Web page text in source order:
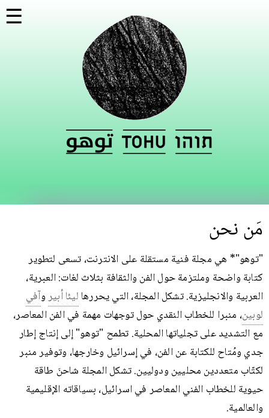
الرئيسي
☰
مَن نحن
"توهو"* هي مجلة فنية مستقلة على الانترنت، تسعى لتطوير
كتابة واضحة وملتزمة حول الفن والثقافة بثلاث لغات: العبرية،
العربية والانجليزية. تشكل المجلة، التي يحررها ليئا أبيروآفي
لوبين، منبرا للخطاب النقدي حول توجهات مهمة في الفن المعاصر،
مع التشديد على تجلياتها المحلية. تطمح "توهو" إلى إنتاج إطار
جدي ومُتاح للكتابة عن الفن، في إسرائيل وخارجها، وتوفير منبر
لكتّاب متعددين محليين ودوليين. تشكل المجلة شاحنَ طاقة
حيوية للخطاب الفني المعاصر في اسرائيل، بسياقاته الإقليمية
والعالمية.